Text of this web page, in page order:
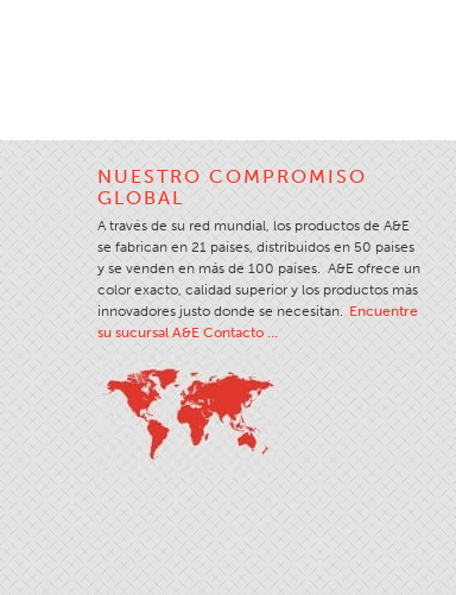
NUESTRO COMPROMISO
GLOBAL
A través de su red mundial, los productos de A&E
se fabrican en 21 países, distribuidos en 50 países
y se venden en más de 100 países. A&E ofrece un
color exacto, calidad superior y los productos más
innovadores justo donde se necesitan. Encuentre
su sucursal A&E Contacto …